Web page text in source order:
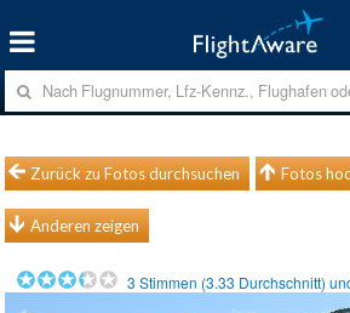
Zurück zu Fotos durchsuchen Fotos
Anderen zeigen
3 Stimmen (3.33 Durchschnitt)